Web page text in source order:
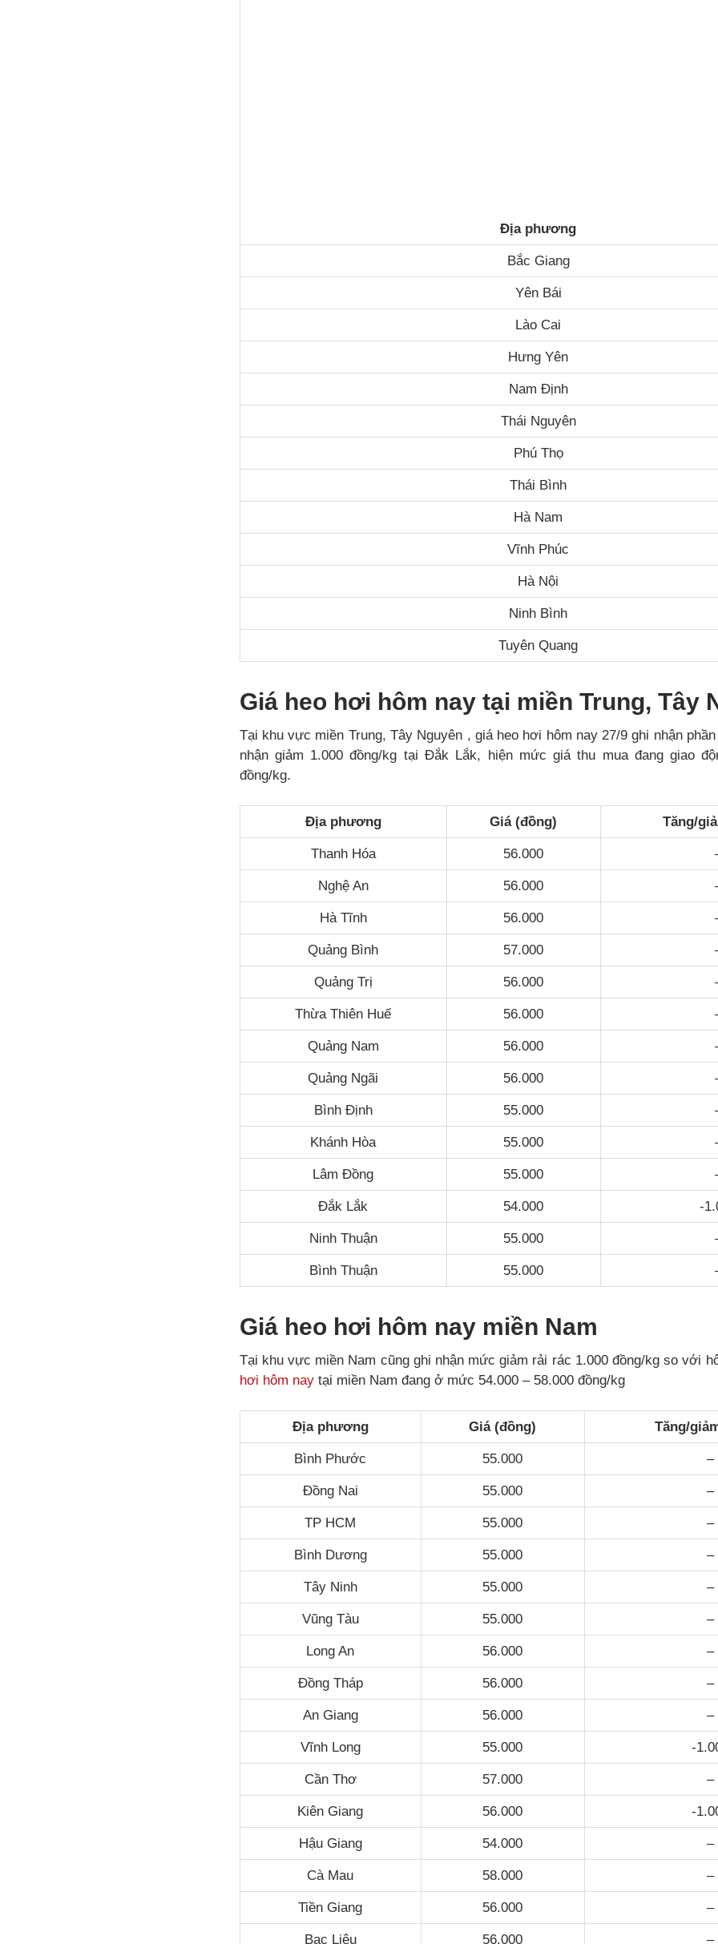
Địa phương
Bắc Giang
Yên Bái
Lào Cai
Hưng Yên
Nam Định
Thái Nguyên
Phú Thọ
Thái Bình
Hà Nam
Vĩnh Phúc
Hà Nội
Ninh Bình
Tuyên Quang
Giá heo hơi hôm nay tại miền Trung, Tây
Tại khu vực miền Trung, Tây Nguyên , giá heo hơi hôm nay 27/9 ghi nhận
nhận giảm 1.000 đồng/kg tại Đắk Lắk, hiện mức giá thu mua đang giao
đồng/kg.
Địa phương Giá (đồng) Tăng/
Thanh Hóa 56.000
Nghệ An 56.000
Hà Tĩnh 56.000
Quảng Bình 57.000
Quảng Trị 56.000
Thừa Thiên Huế 56.000
Quảng Nam 56.000
Quảng Ngãi 56.000
Bình Định 55.000
Khánh Hòa 55.000
Lâm Đồng 55.000
Đắk Lắk 54.000 -
Ninh Thuận 55.000
Bình Thuận 55.000
Giá heo hơi hôm nay miền Nam
Tại khu vực miền Nam cũng ghi nhận mức giảm rải rác 1.000 đồng/kg so với
hơi hôm naytại miền Nam đang ở mức 54.000 – 58.000 đồng/kg
Địa phương Giá (đồng) Tăng/
Bình Phước 55.000 –
Đồng Nai 55.000 –
TP HCM 55.000 –
Bình Dương 55.000 –
Tây Ninh 55.000 –
Vũng Tàu 55.000 –
Long An 56.000 –
Đồng Tháp 56.000 –
An Giang 56.000 –
Vĩnh Long 55.000 -
Cần Thơ 57.000 –
Kiên Giang 56.000 -
Hậu Giang 54.000 –
Cà Mau 58.000 –
Tiền Giang 56.000 –
Bạc Liêu 56.000 –